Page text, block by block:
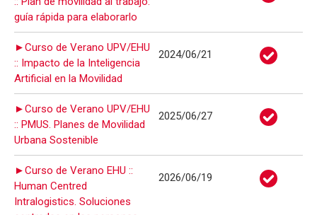
guía rápida para elaborarlo
►Curso de Verano UPV/EHU
:: Impacto de la Inteligencia
Artificial en la Movilidad
2024/06/21
►Curso de Verano UPV/EHU
:: PMUS. Planes de Movilidad
Urbana Sostenible
2025/06/27
►Curso de Verano EHU ::
Human Centred
Intralogistics. Soluciones
2026/06/19